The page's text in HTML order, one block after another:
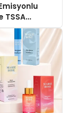
TSSA